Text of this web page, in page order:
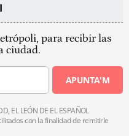
para recibir las
ciudad.
APUNTA'M
EL LEÓN DE EL ESPAÑOL
con la finalidad de remitirle